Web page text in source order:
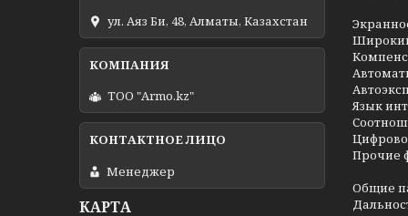
Язык
Прочие
Общие
ул. Аяз Би, 48, Алматы, Казахстан
ТОО "Armo.kz"
Менеджер
КАРТА